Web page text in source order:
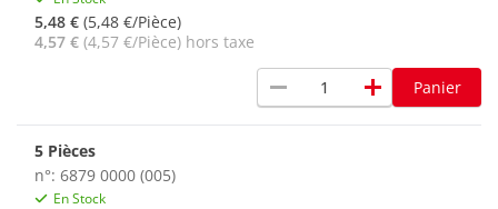
5,48 € (5,48 €/Pièce)
4,57 € (4,57 €/Pièce) hors taxe
remove add Panier
5 Pièces
n°: 6879 0000 (005)
En Stock